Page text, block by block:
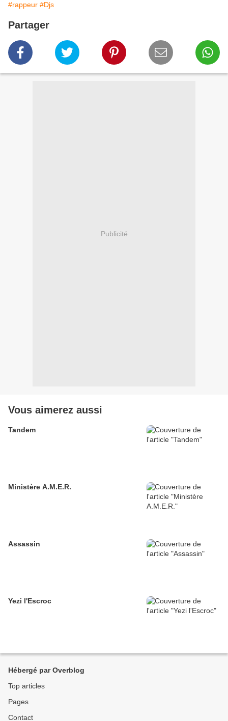
#rappeur #Djs
Partager
Publicité
Vous aimerez aussi
Tandem
Ministère A.M.E.R.
Assassin
Yezi l'Escroc
Hébergé par Overblog
Top articles
Pages
Contact